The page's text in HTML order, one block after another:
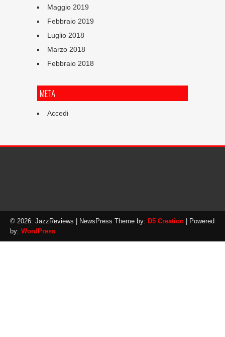
Maggio 2019
Febbraio 2019
Luglio 2018
Marzo 2018
Febbraio 2018
META
Accedi
© 2026: JazzReviews | NewsPress Theme by: D5 Creation | Powered
by: WordPress